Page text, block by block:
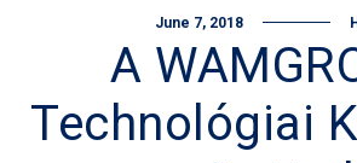
June 7, 2018
A
Technológiai